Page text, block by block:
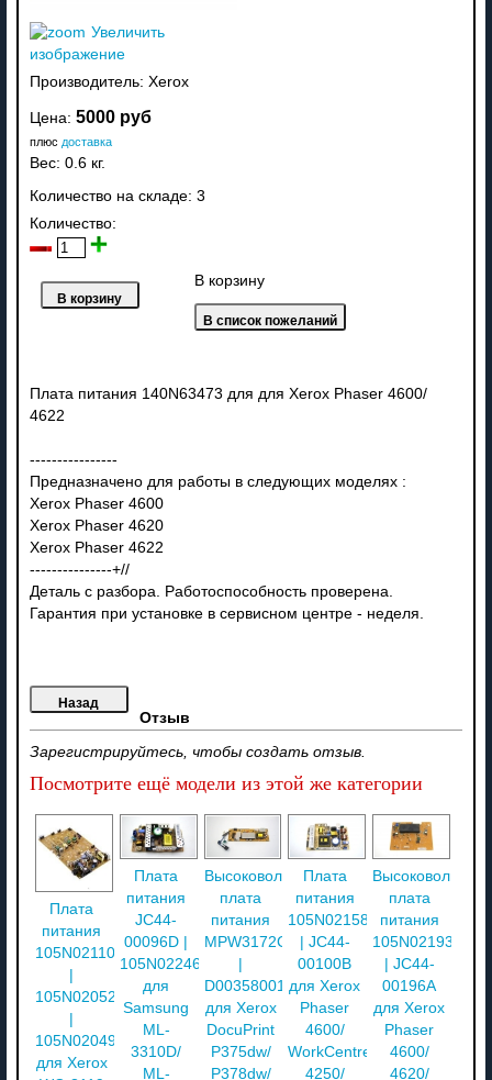
Увеличить
изображение
Производитель: Xerox
Цена: 5000 руб
плюс доставка
Вес: 0.6 кг.
Количество на складе: 3
Количество:
В корзину
Плата питания 140N63473 для для Xerox Phaser 4600/
4622
----------------
Предназначено для работы в следующих моделях :
Xerox Phaser 4600
Xerox Phaser 4620
Xerox Phaser 4622
---------------+//
Деталь с разбора. Работоспособность проверена.
Гарантия при установке в сервисном центре - неделя.
Отзыв
Зарегистрируйтесь, чтобы создать отзыв.
Посмотрите ещё модели из этой же категории
Плата
питания
105N02110
|
105N02052
|
105N02049
для Xerox
Плата
питания
JC44-
00096D |
105N02246
для
Samsung
ML-
3310D/
ML-
Высоковольтная
плата
питания
MPW3172C
D00358001
для Xerox
DocuPrint
P375dw/
P378dw/
Плата
питания
105N02158
| JC44-
00100B
для Xerox
Phaser
4600/
WorkCentre
4250/
Высоковольтная
плата
питания
105N02193
| JC44-
00196A
для Xerox
Phaser
4600/
4620/